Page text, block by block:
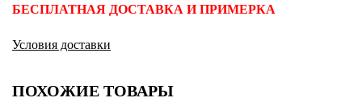
БЕСПЛАТНАЯ ДОСТАВКА И ПРИМЕРКА
Условия доставки
ПОХОЖИЕ ТОВАРЫ